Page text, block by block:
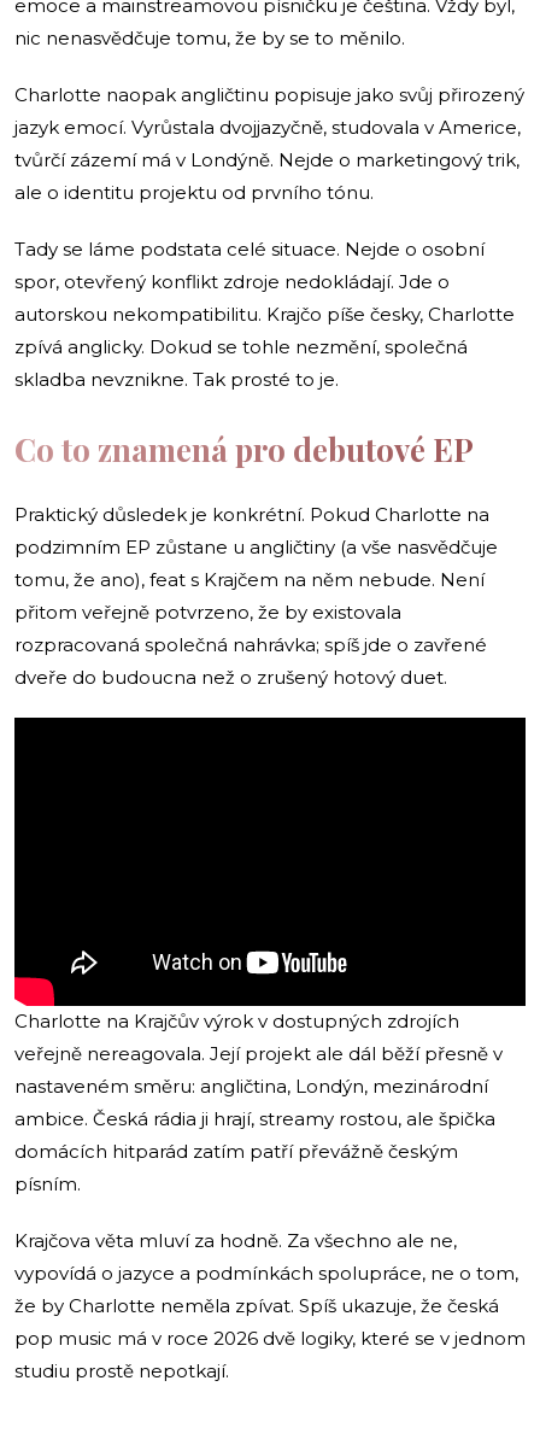
emoce a mainstreamovou písničku je čeština. Vždy byl,
nic nenasvědčuje tomu, že by se to měnilo.
Charlotte naopak angličtinu popisuje jako svůj přirozený
jazyk emocí. Vyrůstala dvojjazyčně, studovala v Americe,
tvůrčí zázemí má v Londýně. Nejde o marketingový trik,
ale o identitu projektu od prvního tónu.
Tady se láme podstata celé situace. Nejde o osobní
spor, otevřený konflikt zdroje nedokládají. Jde o
autorskou nekompatibilitu. Krajčo píše česky, Charlotte
zpívá anglicky. Dokud se tohle nezmění, společná
skladba nevznikne. Tak prosté to je.
Co to znamená pro debutové EP
Praktický důsledek je konkrétní. Pokud Charlotte na
podzimním EP zůstane u angličtiny (a vše nasvědčuje
tomu, že ano), feat s Krajčem na něm nebude. Není
přitom veřejně potvrzeno, že by existovala
rozpracovaná společná nahrávka; spíš jde o zavřené
dveře do budoucna než o zrušený hotový duet.
Charlotte na Krajčův výrok v dostupných zdrojích
veřejně nereagovala. Její projekt ale dál běží přesně v
nastaveném směru: angličtina, Londýn, mezinárodní
ambice. Česká rádia ji hrají, streamy rostou, ale špička
domácích hitparád zatím patří převážně českým
písním.
Krajčova věta mluví za hodně. Za všechno ale ne,
vypovídá o jazyce a podmínkách spolupráce, ne o tom,
že by Charlotte neměla zpívat. Spíš ukazuje, že česká
pop music má v roce 2026 dvě logiky, které se v jednom
studiu prostě nepotkají.